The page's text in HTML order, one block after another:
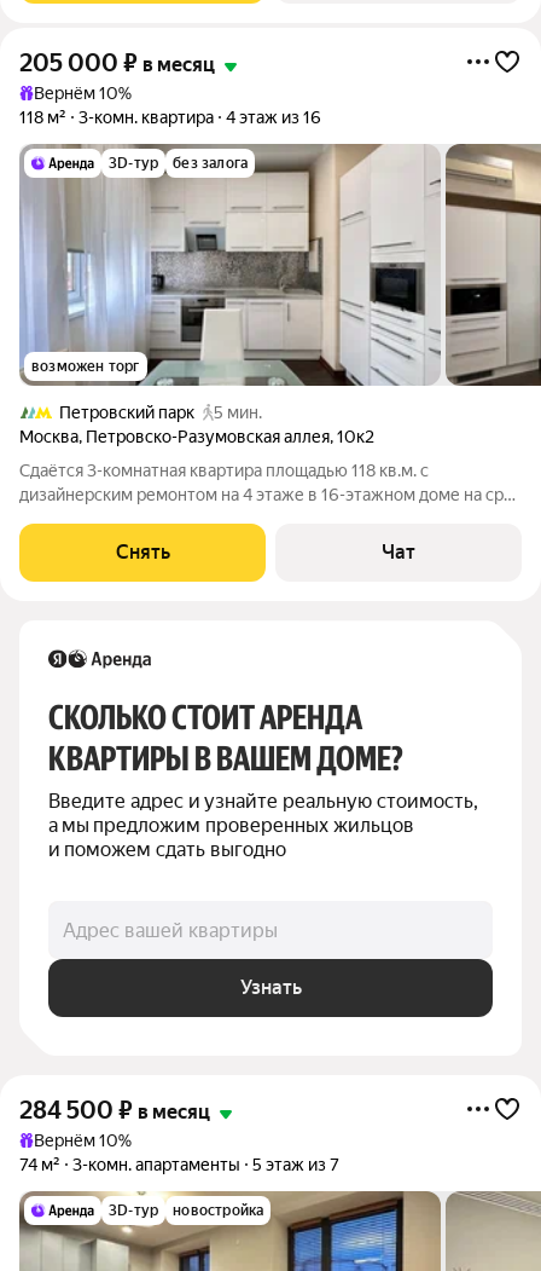
205 000 ₽ в месяц
Вернём 10%
118 м²
3-комн. квартира 4 этаж из 16
3D-тур без залога
возможен торг
Петровский парк
5 мин.
Москва, Петровско-Разумовская аллея,10к2
Сдаётся 3-комнатная квартира площадью 118 кв.м. с
дизайнерским ремонтом на 4 этаже в 16-этажном доме на срок
Коммунальные услуги по счетчикам оплачиваются
дополнительно.
Снять Чат
СКОЛЬКО СТОИТ АРЕНДА
КВАРТИРЫ В ВАШЕМ ДОМЕ?
Введите адрес и узнайте реальную стоимость,
а мы предложим проверенных жильцов
и поможем сдать выгодно
Адрес вашей квартиры
Узнать
284 500 ₽ в месяц
Вернём 10%
74 м²
3-комн. апартаменты 5 этаж из 7
3D-тур новостройка